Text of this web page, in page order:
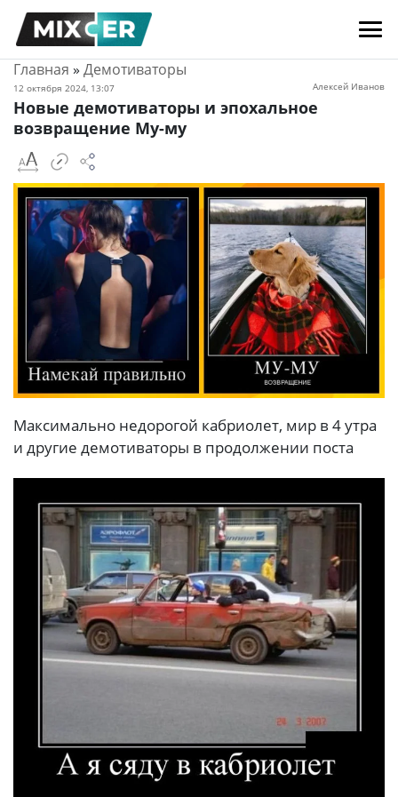
Главная » Демотиваторы
12 октября 2024, 13:07 Алексей Иванов
Новые демотиваторы и эпохальное
возвращение Му-му
Максимально недорогой кабриолет, мир в 4 утра
и другие демотиваторы в продолжении поста